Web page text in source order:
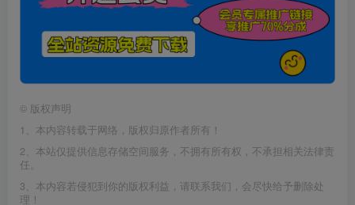
© 版权声明
1、本内容转载于网络，版权归原作者所有！
2、本站仅提供信息存储空间服务，不拥有所有权，不承担相关法律责
任。
3、本内容若侵犯到你的版权利益，请联系我们，会尽快给予删除处
理！